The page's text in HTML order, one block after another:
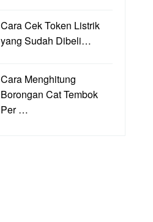
Cara Cek Token Listrik
yang Sudah Dibeli…
Cara Menghitung
Borongan Cat Tembok
Per …